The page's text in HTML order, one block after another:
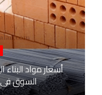
أسعار مواد
السوق في 12 مايو